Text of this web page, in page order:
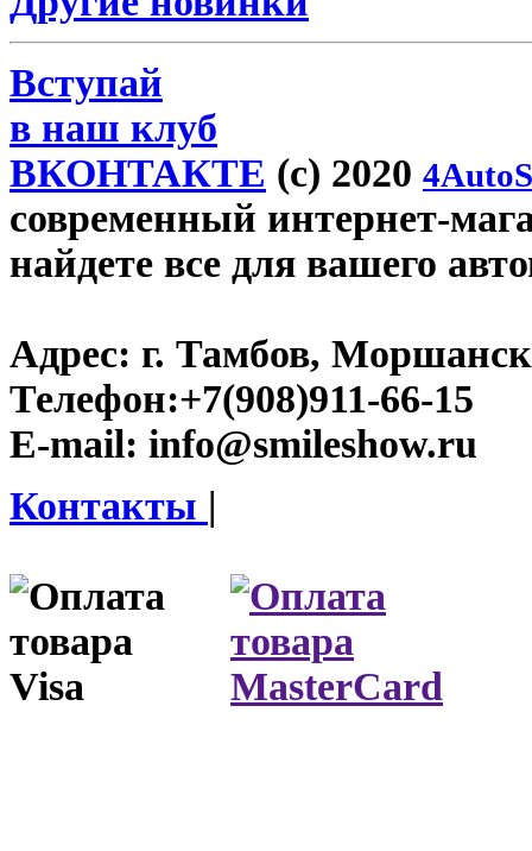
Вступай
в наш клуб
ВКОНТАКТЕ (c) 2020
современный интернет-
найдете все для вашего
Адрес: г. Тамбов,
Телефон:+7(908)911-66-15
E-mail: info@smileshow.ru
Контакты |